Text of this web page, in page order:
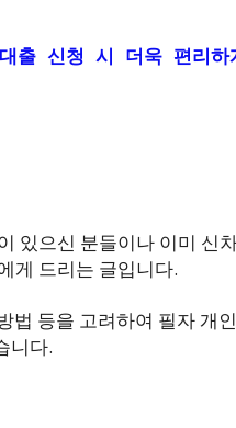
출 신청 시 더욱 편리
있으신 분들이나 이미 신
게 드리는 글입니다.
법 등을 고려하여 필자 개
니다.